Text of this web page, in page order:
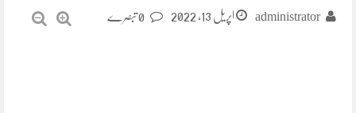
administrator اپریل 13, 2022